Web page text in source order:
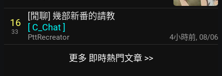
16
33
[閒聊] 幾部新番的請教
[ C_Chat]
PttRecreator 4小時前, 08/06
更多 即時熱門文章 >>